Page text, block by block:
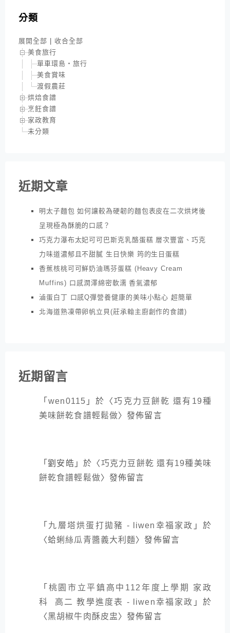
分類
展開全部
收合全部
美食旅行
單車環島‧旅行
美食賞味
渡假農莊
烘焙食譜
烹飪食譜
家政教育
未分類
近期文章
明太子麵包 如何讓較為硬韌的麵包表皮在二次烘烤後
呈現極為酥脆的口感？
巧克力瀑布太妃可可巴斯克乳酪蛋糕 層次豐富、巧克
力味道濃郁且不甜膩 生日快樂 筠的生日蛋糕
香蕉核桃可可鮮奶油瑪芬蛋糕 (Heavy Cream
Muffins) 口感潤澤綿密軟濡 香氣濃郁
滷蛋白丁 口感Q彈營養健康的美味小點心 超簡單
北海道熟凍帶卵帆立貝(莊承翰主廚創作的食譜)
近期留言
「wen0115 」於〈巧克力豆餅乾 還有19種
美味餅乾食譜輕鬆做〉發佈留言
「劉安皓 」於〈巧克力豆餅乾 還有19種美味
餅乾食譜輕鬆做〉發佈留言
「 九層塔烘蛋打拋豬 - liwen幸福家政 」於
〈蛤蜊絲瓜青醬義大利麵〉發佈留言
「 桃園市立平鎮高中112年度上學期 家政
科 高二 教學進度表 - liwen幸福家政 」於
〈黑胡椒牛肉酥皮盅 〉發佈留言